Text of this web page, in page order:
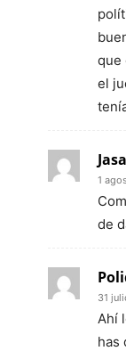
que
el
1
de
31
Ahí
has